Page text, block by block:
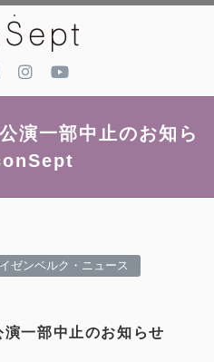
演一部中止のお知ら
ゼンベルク・ニュース
一部中止のお知らせ